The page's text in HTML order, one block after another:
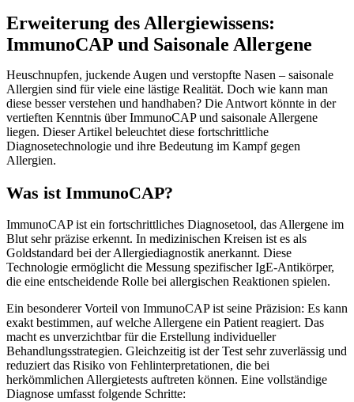
Erweiterung des Allergiewissens:
ImmunoCAP und Saisonale Allergene
Heuschnupfen, juckende Augen und verstopfte Nasen – saisonale
Allergien sind für viele eine lästige Realität. Doch wie kann man
diese besser verstehen und handhaben? Die Antwort könnte in der
vertieften Kenntnis über ImmunoCAP und saisonale Allergene
liegen. Dieser Artikel beleuchtet diese fortschrittliche
Diagnosetechnologie und ihre Bedeutung im Kampf gegen
Allergien.
Was ist ImmunoCAP?
ImmunoCAP ist ein fortschrittliches Diagnosetool, das Allergene im
Blut sehr präzise erkennt. In medizinischen Kreisen ist es als
Goldstandard bei der Allergiediagnostik anerkannt. Diese
Technologie ermöglicht die Messung spezifischer IgE-Antikörper,
die eine entscheidende Rolle bei allergischen Reaktionen spielen.
Ein besonderer Vorteil von ImmunoCAP ist seine Präzision: Es kann
exakt bestimmen, auf welche Allergene ein Patient reagiert. Das
macht es unverzichtbar für die Erstellung individueller
Behandlungsstrategien. Gleichzeitig ist der Test sehr zuverlässig und
reduziert das Risiko von Fehlinterpretationen, die bei
herkömmlichen Allergietests auftreten können. Eine vollständige
Diagnose umfasst folgende Schritte: